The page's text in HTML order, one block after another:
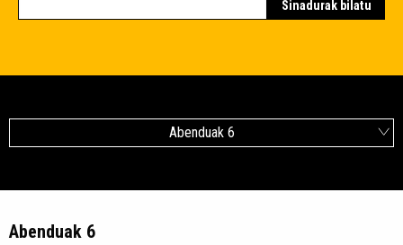
Abenduak 6
Abenduak 6